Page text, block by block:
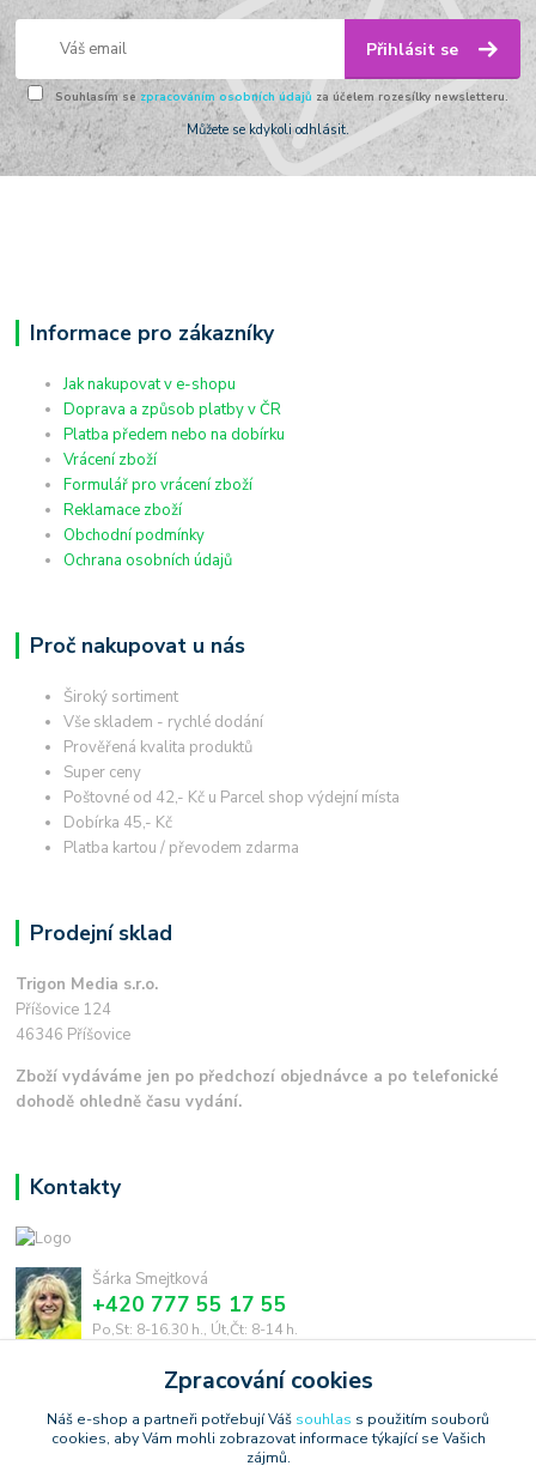
Přihlásit se
Souhlasím se zpracováním osobních údajů za účelem rozesílky newsletteru.
Můžete se kdykoli odhlásit.
Informace pro zákazníky
Jak nakupovat v e-shopu
Doprava a způsob platby v ČR
Platba předem nebo na dobírku
Vrácení zboží
Formulář pro vrácení zboží
Reklamace zboží
Obchodní podmínky
Ochrana osobních údajů
Proč nakupovat u nás
Široký sortiment
Vše skladem - rychlé dodání
Prověřená kvalita produktů
Super ceny
Poštovné od 42,- Kč u Parcel shop výdejní místa
Dobírka 45,- Kč
Platba kartou / převodem zdarma
Prodejní sklad
Trigon Media s.r.o.
Příšovice 124
46346 Příšovice
Zboží vydáváme jen po předchozí objednávce a po telefonické
dohodě ohledně času vydání.
Kontakty
Šárka Smejtková
+420 777 55 17 55
Po,St: 8-16.30 h., Út,Čt: 8-14 h.
smejtkova@trigonmedia.czZpracování cookies
Náš e-shop a partneři potřebují Váš souhlas s použitím souborů
cookies, aby Vám mohli zobrazovat informace týkající se Vašich
zájmů.